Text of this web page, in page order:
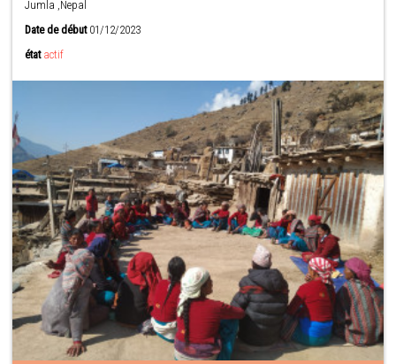
Jumla ,Nepal
Date de début01/12/2023
état actif